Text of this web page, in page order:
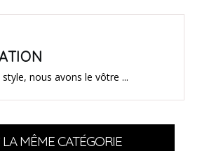
nous avons le vôtre ...
MÊME CATÉGORIE